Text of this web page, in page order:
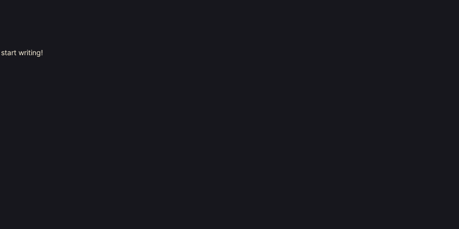
writing!